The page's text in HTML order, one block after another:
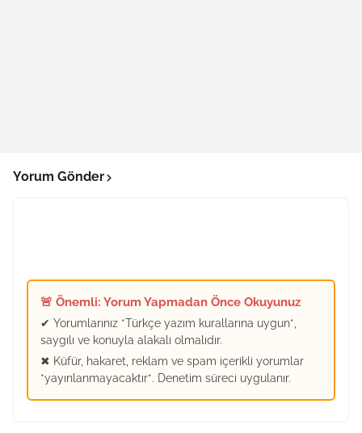
Yorum Gönder
🚨 Önemli: Yorum Yapmadan Önce Okuyunuz
✔ Yorumlarınız *Türkçe yazım kurallarına uygun*,
saygılı ve konuyla alakalı olmalıdır.
✖ Küfür, hakaret, reklam ve spam içerikli yorumlar
*yayınlanmayacaktır*. Denetim süreci uygulanır.